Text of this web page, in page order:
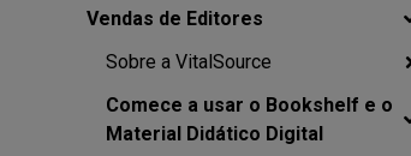
Vendas de Editores
Sobre a VitalSource
Comece a usar o Bookshelf e o
Material Didático Digital